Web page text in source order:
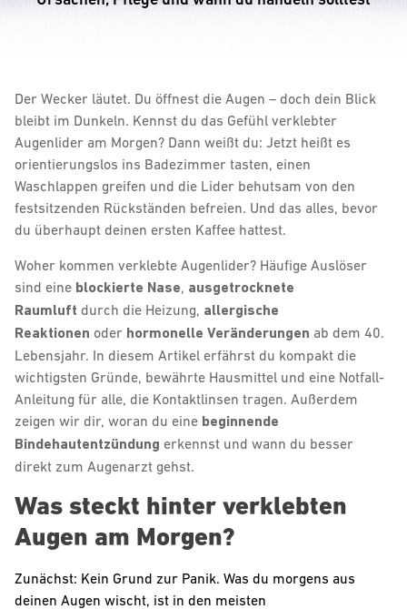
Der Wecker läutet. Du öffnest die Augen – doch dein Blick
bleibt im Dunkeln. Kennst du das Gefühl verklebter
Augenlider am Morgen? Dann weißt du: Jetzt heißt es
orientierungslos ins Badezimmer tasten, einen
Waschlappen greifen und die Lider behutsam von den
festsitzenden Rückständen befreien. Und das alles, bevor
du überhaupt deinen ersten Kaffee hattest.
Woher kommen verklebte Augenlider? Häufige Auslöser
sind eine blockierte Nase, ausgetrocknete
Raumluft durch die Heizung, allergische
Reaktionen oder hormonelle Veränderungen ab dem 40.
Lebensjahr. In diesem Artikel erfährst du kompakt die
wichtigsten Gründe, bewährte Hausmittel und eine Notfall-
Anleitung für alle, die Kontaktlinsen tragen. Außerdem
zeigen wir dir, woran du eine beginnende
Bindehautentzündung erkennst und wann du besser
direkt zum Augenarzt gehst.
Was steckt hinter verklebten
Augen am Morgen?
Zunächst: Kein Grund zur Panik. Was du morgens aus
deinen Augen wischt, ist in den meisten